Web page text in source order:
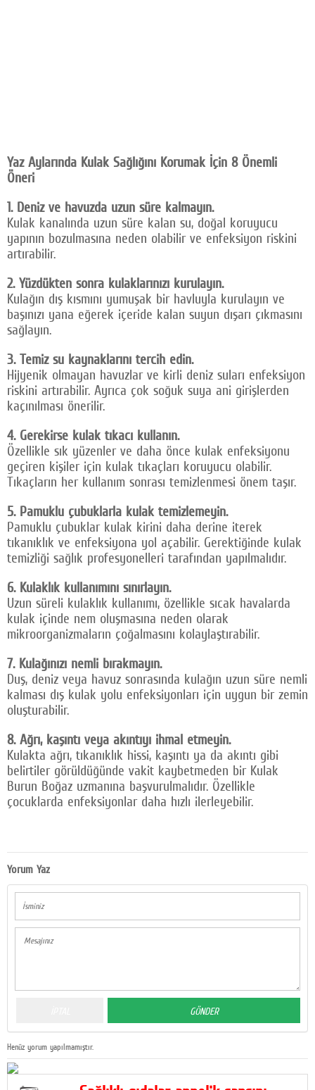
Yaz Aylarında Kulak Sağlığını Korumak İçin 8 Önemli
Öneri
1. Deniz ve havuzda uzun süre kalmayın.
Kulak kanalında uzun süre kalan su, doğal koruyucu
yapının bozulmasına neden olabilir ve enfeksiyon riskini
artırabilir.
2. Yüzdükten sonra kulaklarınızı kurulayın.
Kulağın dış kısmını yumuşak bir havluyla kurulayın ve
başınızı yana eğerek içeride kalan suyun dışarı çıkmasını
sağlayın.
3. Temiz su kaynaklarını tercih edin.
Hijyenik olmayan havuzlar ve kirli deniz suları enfeksiyon
riskini artırabilir. Ayrıca çok soğuk suya ani girişlerden
kaçınılması önerilir.
4. Gerekirse kulak tıkacı kullanın.
Özellikle sık yüzenler ve daha önce kulak enfeksiyonu
geçiren kişiler için kulak tıkaçları koruyucu olabilir.
Tıkaçların her kullanım sonrası temizlenmesi önem taşır.
5. Pamuklu çubuklarla kulak temizlemeyin.
Pamuklu çubuklar kulak kirini daha derine iterek
tıkanıklık ve enfeksiyona yol açabilir. Gerektiğinde kulak
temizliği sağlık profesyonelleri tarafından yapılmalıdır.
6. Kulaklık kullanımını sınırlayın.
Uzun süreli kulaklık kullanımı, özellikle sıcak havalarda
kulak içinde nem oluşmasına neden olarak
mikroorganizmaların çoğalmasını kolaylaştırabilir.
7. Kulağınızı nemli bırakmayın.
Duş, deniz veya havuz sonrasında kulağın uzun süre nemli
kalması dış kulak yolu enfeksiyonları için uygun bir zemin
oluşturabilir.
8. Ağrı, kaşıntı veya akıntıyı ihmal etmeyin.
Kulakta ağrı, tıkanıklık hissi, kaşıntı ya da akıntı gibi
belirtiler görüldüğünde vakit kaybetmeden bir Kulak
Burun Boğaz uzmanına başvurulmalıdır. Özellikle
çocuklarda enfeksiyonlar daha hızlı ilerleyebilir.
Yorum Yaz
Henüz yorum yapılmamıştır.